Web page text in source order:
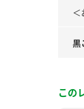
＜
黒
この